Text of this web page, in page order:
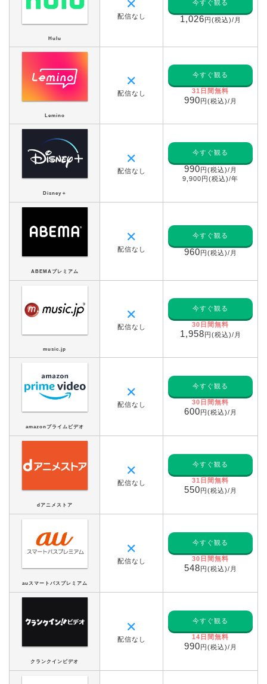
Hulu
✕
配信なし
今すぐ観る
1,026円(税込)/月
Lemino
✕
配信なし
今すぐ観る
31日間無料
990円(税込)/月
Disney＋
✕
配信なし
今すぐ観る
990円(税込)/月
9,900円(税込)/年
ABEMAプレミアム
✕
配信なし
今すぐ観る
960円(税込)/月
music.jp
✕
配信なし
今すぐ観る
30日間無料
1,958円(税込)/月
amazonプライムビデオ
✕
配信なし
今すぐ観る
30日間無料
600円(税込)/月
dアニメストア
✕
配信なし
今すぐ観る
31日間無料
550円(税込)/月
auスマートパスプレミアム
✕
配信なし
今すぐ観る
30日間無料
548円(税込)/月
クランクインビデオ
✕
配信なし
今すぐ観る
14日間無料
990円(税込)/月